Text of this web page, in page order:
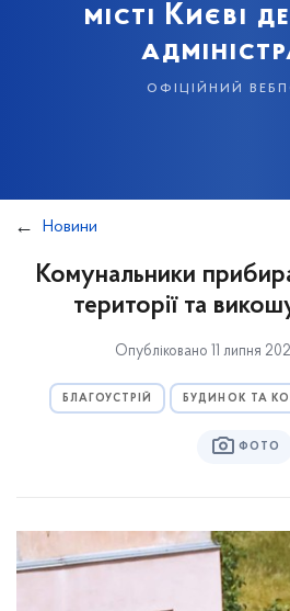
місті Києві
офіційний
Новини
Комунальники
території та
Опубліковано 11 липня
БЛАГОУСТРІЙ БУДИНОК ТА
ФОТО